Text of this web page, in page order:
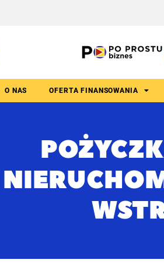
O NAS OFERTA FINANSOWANIA